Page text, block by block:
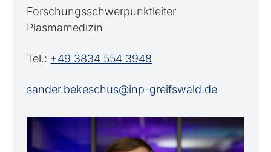
Forschungsschwerpunktleiter
Plasmamedizin
Tel.: +49 3834 554 3948
sander.bekeschus@inp-greifswald.de